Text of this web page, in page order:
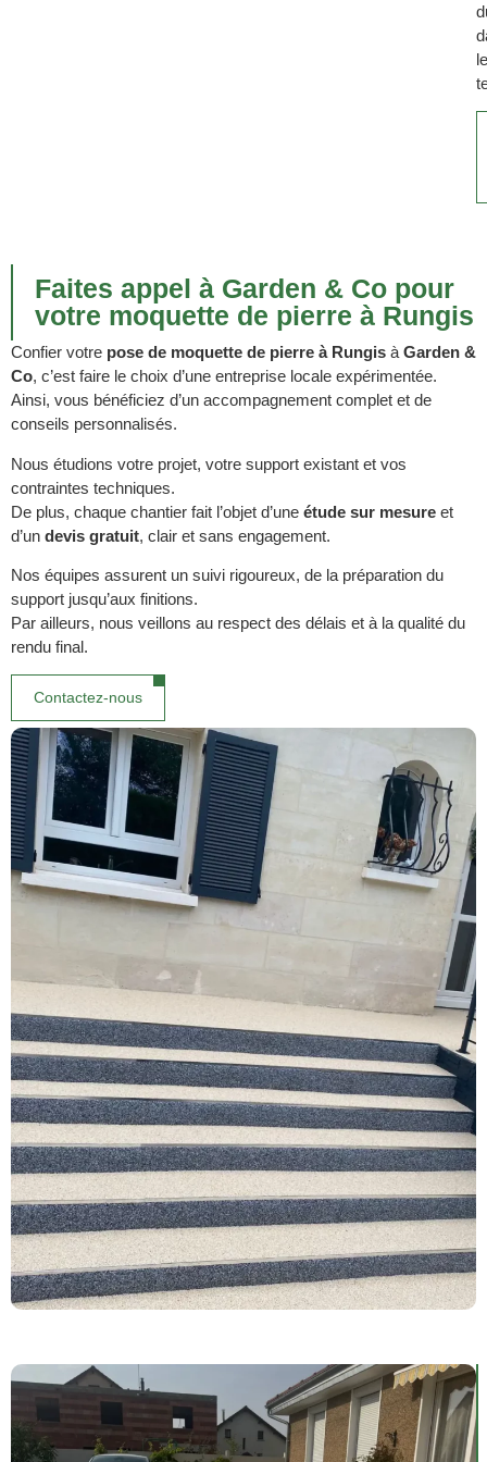
le
Faites appel à Garden & Co pour
votre moquette de pierre à Rungis
Confier votre pose de moquette de pierre à Rungis à Garden &
Co, c’est faire le choix d’une entreprise locale expérimentée.
Ainsi, vous bénéficiez d’un accompagnement complet et de
conseils personnalisés.
Nous étudions votre projet, votre support existant et vos
contraintes techniques.
De plus, chaque chantier fait l’objet d’une étude sur mesure et
d’un devis gratuit, clair et sans engagement.
Nos équipes assurent un suivi rigoureux, de la préparation du
support jusqu’aux finitions.
Par ailleurs, nous veillons au respect des délais et à la qualité du
rendu final.
Contactez-nous